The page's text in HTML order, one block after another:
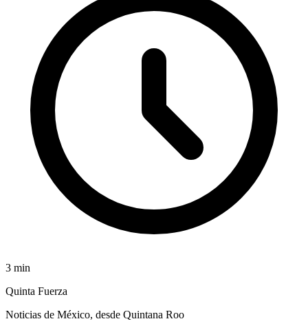
3 min
Quinta Fuerza
Noticias de México, desde Quintana Roo